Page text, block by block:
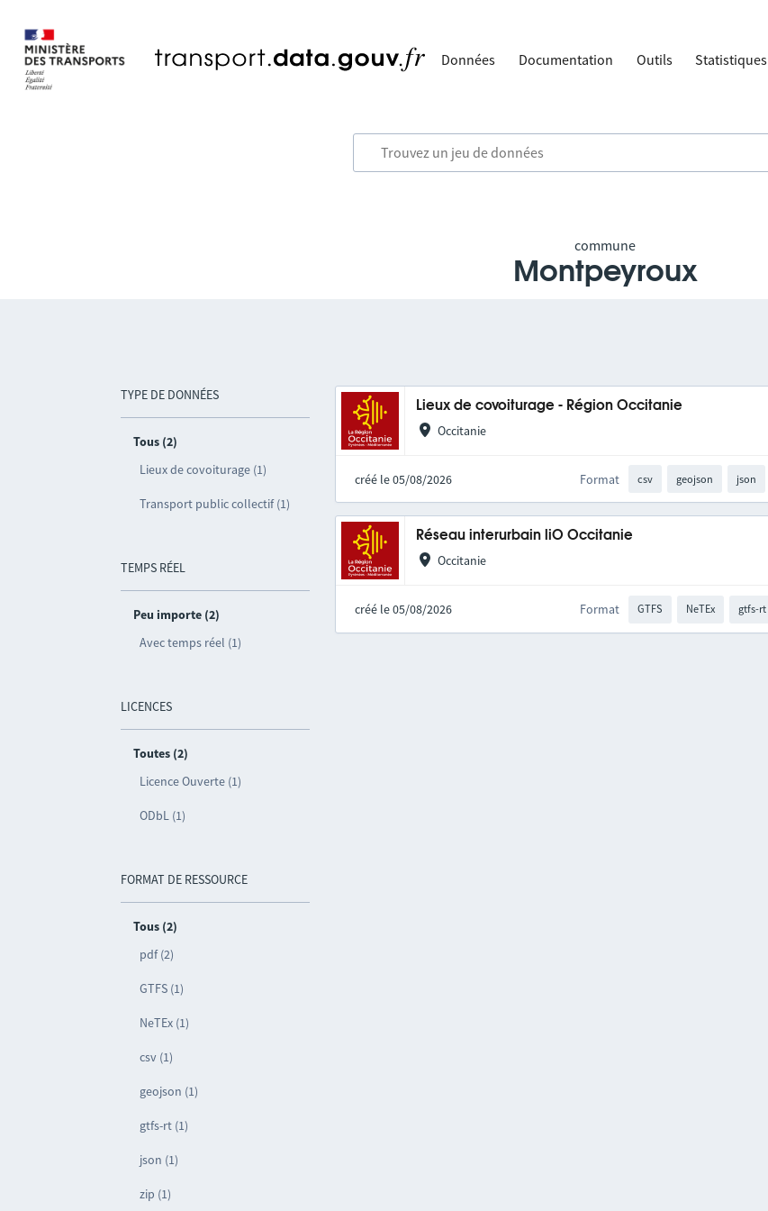
Données Documentation Outils Statistiques
commune
Montpeyroux
TYPE DE DONNÉES
Tous (2)
Lieux de covoiturage (1)
Transport public collectif (1)
TEMPS RÉEL
Peu importe (2)
Avec temps réel (1)
LICENCES
Toutes (2)
Licence Ouverte (1)
ODbL (1)
FORMAT DE RESSOURCE
Tous (2)
pdf (2)
GTFS (1)
NeTEx (1)
csv (1)
geojson (1)
gtfs-rt (1)
json (1)
zip (1)
Lieux de covoiturage - Région Occitanie
Occitanie
créé le 05/08/2026 Format csv geojson json
Réseau interurbain liO Occitanie
Occitanie
créé le 05/08/2026 Format GTFS NeTEx gtfs-rt